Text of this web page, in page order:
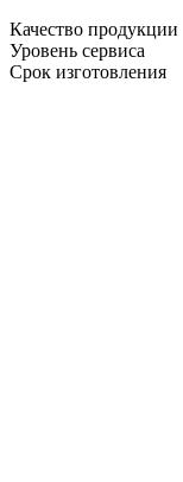
Качество продукции
Уровень сервиса
Срок изготовления